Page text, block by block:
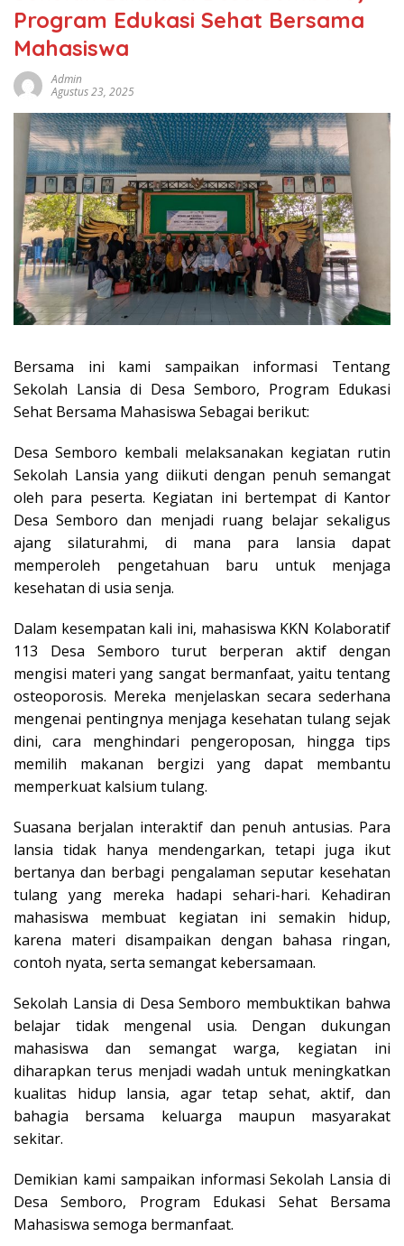
Program Edukasi Sehat Bersama
Mahasiswa
Admin
Agustus 23, 2025
Bersama ini kami sampaikan informasi Tentang
Sekolah Lansia di Desa Semboro, Program Edukasi
Sehat Bersama Mahasiswa Sebagai berikut:
Desa Semboro kembali melaksanakan kegiatan rutin
Sekolah Lansia yang diikuti dengan penuh semangat
oleh para peserta. Kegiatan ini bertempat di Kantor
Desa Semboro dan menjadi ruang belajar sekaligus
ajang silaturahmi, di mana para lansia dapat
memperoleh pengetahuan baru untuk menjaga
kesehatan di usia senja.
Dalam kesempatan kali ini, mahasiswa KKN Kolaboratif
113 Desa Semboro turut berperan aktif dengan
mengisi materi yang sangat bermanfaat, yaitu tentang
osteoporosis. Mereka menjelaskan secara sederhana
mengenai pentingnya menjaga kesehatan tulang sejak
dini, cara menghindari pengeroposan, hingga tips
memilih makanan bergizi yang dapat membantu
memperkuat kalsium tulang.
Suasana berjalan interaktif dan penuh antusias. Para
lansia tidak hanya mendengarkan, tetapi juga ikut
bertanya dan berbagi pengalaman seputar kesehatan
tulang yang mereka hadapi sehari-hari. Kehadiran
mahasiswa membuat kegiatan ini semakin hidup,
karena materi disampaikan dengan bahasa ringan,
contoh nyata, serta semangat kebersamaan.
Sekolah Lansia di Desa Semboro membuktikan bahwa
belajar tidak mengenal usia. Dengan dukungan
mahasiswa dan semangat warga, kegiatan ini
diharapkan terus menjadi wadah untuk meningkatkan
kualitas hidup lansia, agar tetap sehat, aktif, dan
bahagia bersama keluarga maupun masyarakat
sekitar.
Demikian kami sampaikan informasi Sekolah Lansia di
Desa Semboro, Program Edukasi Sehat Bersama
Mahasiswa semoga bermanfaat.